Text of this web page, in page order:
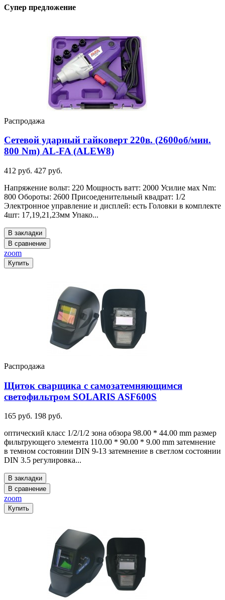
Супер предложение
Распродажа
Сетевой ударный гайковерт 220в. (2600об/мин.
800 Nm) AL-FA (ALEW8)
412 руб. 427 руб.
Напряжение вольт: 220 Мощность ватт: 2000 Усилие мах Nm:
800 Обороты: 2600 Присоеденительный квадрат: 1/2
Электронное управление и дисплей: есть Головки в комплекте
4шт: 17,19,21,23мм Упако...
В закладки
В сравнение
zoom
Купить
Распродажа
Щиток сварщика с самозатемняющимся
светофильтром SOLARIS ASF600S
165 руб. 198 руб.
оптический класс 1/2/1/2 зона обзора 98.00 * 44.00 mm размер
фильтрующего элемента 110.00 * 90.00 * 9.00 mm затемнение
в темном состоянии DIN 9-13 затемнение в светлом состоянии
DIN 3.5 регулировка...
В закладки
В сравнение
zoom
Купить